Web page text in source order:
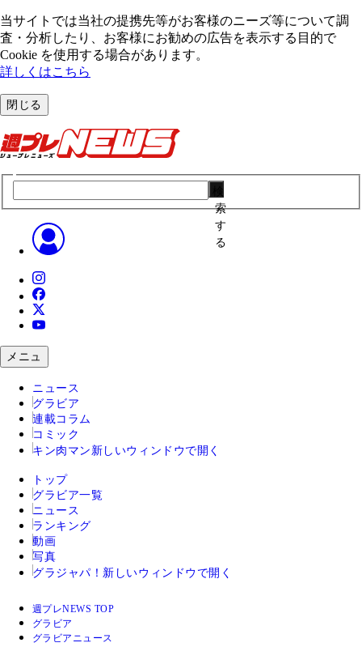
当サイトでは当社の提携先等がお客様のニーズ等について調
査・分析したり、お客様にお勧めの広告を表⽰する⽬的で
Cookie を使⽤する場合があります。
詳しくはこちら
閉じる
索
す
る
メニュ
ニュース
グラビア
連載コラム
コミック
キン肉マン 新しいウィンドウで開く
トップ
グラビア一覧
ニュース
ランキング
動画
写真
グラジャパ！ 新しいウィンドウで開く
週プレNEWS TOP
グラビア
グラビアニュース